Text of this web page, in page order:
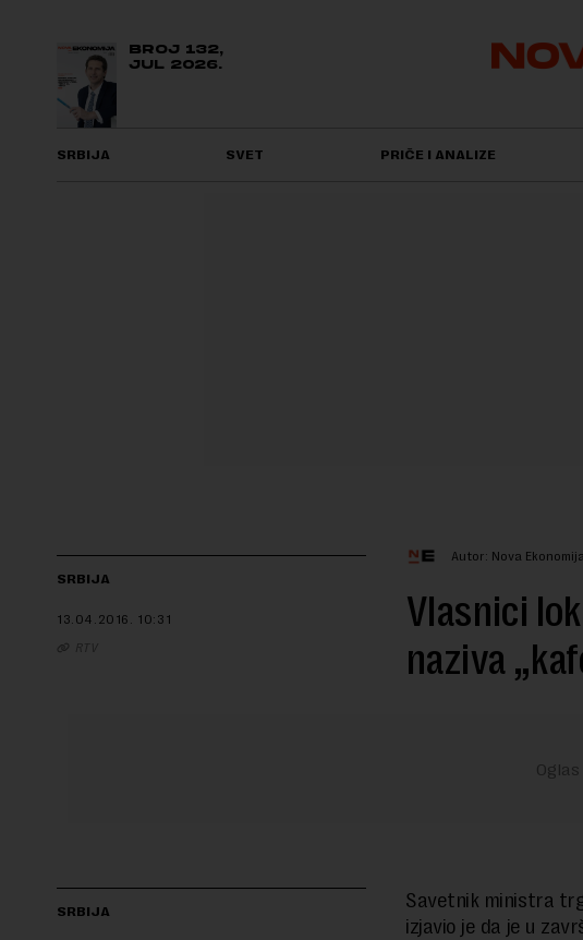
BROJ 132,
JUL 2026.
SRBIJA SVET PRIČE I ANALIZE
SRBIJA
13.04.2016. 10:31
RTV
Autor: Nova Ekonomija
Vlasnici
naziva
SRBIJA
Savetnik ministra
izjavio je da je u